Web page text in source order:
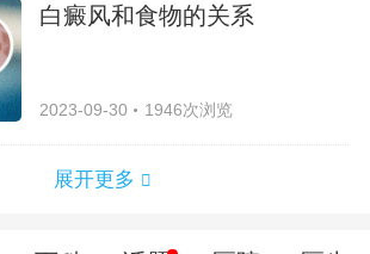
白癜风和食物的关系
2023-09-30 1946次浏览
展开更多